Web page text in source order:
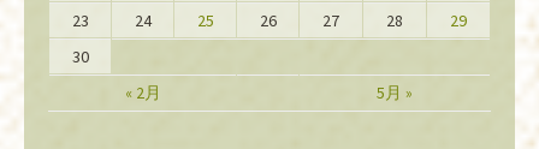
« 2月 5月 »
23
24 25 26 27 28
29
30